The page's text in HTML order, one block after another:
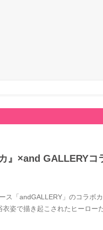
』×and GALLERYコ
「andGALLERY」のコラボ
姿で描き起こされたヒーロー